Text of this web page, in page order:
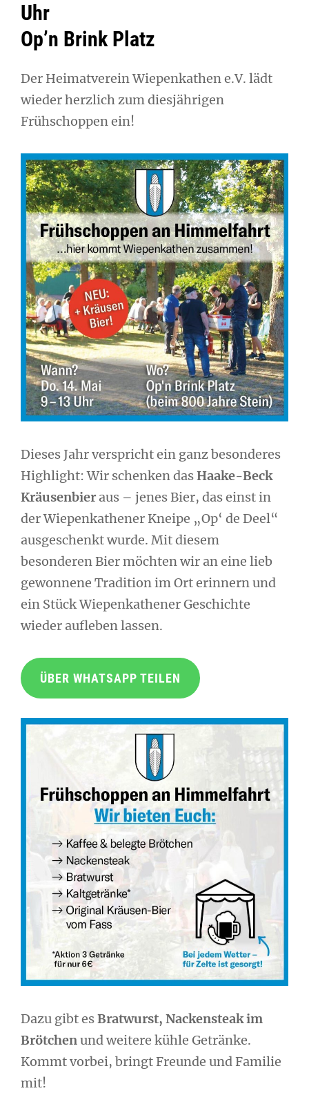
Uhr
Op’n Brink Platz
Der Heimatverein Wiepenkathen e.V. lädt
wieder herzlich zum diesjährigen
Frühschoppen ein!
Dieses Jahr verspricht ein ganz besonderes
Highlight: Wir schenken dasHaake-Beck
Kräusenbier aus – jenes Bier, das einst in
der Wiepenkathener Kneipe „Op‘ de Deel“
ausgeschenkt wurde. Mit diesem
besonderen Bier möchten wir an eine lieb
gewonnene Tradition im Ort erinnern und
ein Stück Wiepenkathener Geschichte
wieder aufleben lassen.
ÜBER WHATSAPP TEILEN
Dazu gibt esBratwurst, Nackensteak im
Brötchenund weitere kühle Getränke.
Kommt vorbei, bringt Freunde und Familie
mit!